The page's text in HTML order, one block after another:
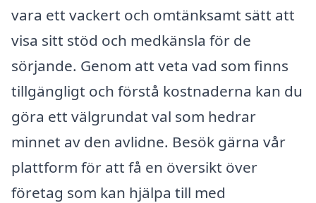
vara ett vackert och omtänksamt sätt att
visa sitt stöd och medkänsla för de
sörjande. Genom att veta vad som finns
tillgängligt och förstå kostnaderna kan du
göra ett välgrundat val som hedrar
minnet av den avlidne. Besök gärna vår
plattform för att få en översikt över
företag som kan hjälpa till med